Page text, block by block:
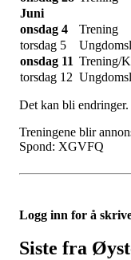
Juni
onsdag 4
Trening
torsdag 5
onsdag 11 Trening/
torsdag 12
Det kan bli endringer.
Treningene blir
Spond: XGVFQ
Logg inn for å
Siste fra